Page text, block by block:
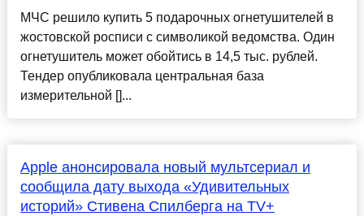
МЧС решило купить 5 подарочных огнетушителей в
жостовской росписи с символикой ведомства. Один
огнетушитель может обойтись в 14,5 тыс. рублей.
Тендер опубликовала центральная база
измерительной []...
Apple анонсировала новый мультсериал и
сообщила дату выхода «Удивительных
историй» Стивена Спилберга на TV+